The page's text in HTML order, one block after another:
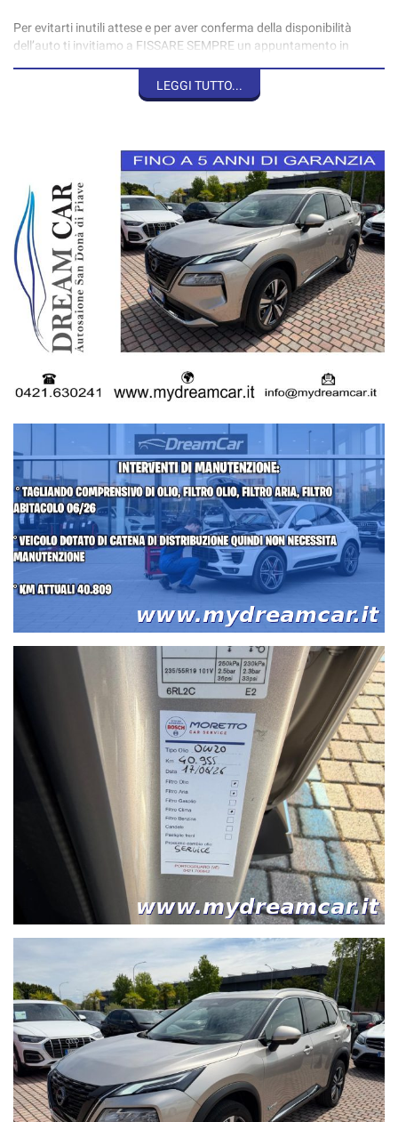
Per evitarti inutili attese e per aver conferma della disponibilità
dell’auto ti invitiamo a FISSARE SEMPRE un appuntamento in
Per ottenere velocemente informazioni aggiuntive al di fuori degli
Se ci invii una mail info@mydreamcar.it ricordati di indicare sempre
anche un numero di telefono e QUANDO potrai rispondere.
Possibilità di finanziare il prodotto fino a 84 mesi con zero anticipo
Possibilità di inserire nel finanziamento una copertura
furto/incendio/atti vandalici/intemperie/cristalli tutto a zero
franchigia e fino a tre anni valore a nuovo.
Per info linea diretta 0421630241.
Condizioni chiare e trasparenti.
Permutiamo il tuo usato.
Consegna a domicilio in tutta Italia, isole comprese, previo accordo
economico
Prezzo passaggio di proprietà escluso
-L'AUTO VIENE CONSEGNATA TAGLIANDATA , KM ORIGINALI, (Vedi
eventuali foto libretto tagliandi).
DICHIARATO E RIPORTATO SIA SUL CONTRATTO DI VENDITA CHE
IN FATTURA!
Nota bene:
la dotazione tecnica, le fotografie e gli accessori indicati nel
presente annuncio potrebbero non coincidere con l’effettivo
equipaggiamento della vettura proposta, a causa di differenti
modalità di pubblicazione dei diversi portali internet. Vi invitiamo
pertanto a contattare il nostro personale specializzato per verificare
l’esattezza dei dati riportati. Dream Car Srl declina ogni
responsabilità per eventuali involontarie incongruenze, che non
rappresentano un impegno contrattuale.
Il pagamento dovrà avvenire tramite bonifico bancario anticipato
oppure tramite finanziamento.
CONSEGNA DELLA VETTURA IN 1 ORA. Passaggio immediato
presso agenzia ACI a 2km dalla nostra sede.
- Ricevimento clienti direttamente in stazione ferroviaria di San
Dona' o all'aeroporto Marco Polo di Tessera VENEZIA o aeroporto
Sant'Angelo di Treviso.
GARANZIA DI CONFORMITA'12 MESI POSSIBILITA' DI FAR VEDERE
L'AUTO DA UN MECCANICO, ANCHE QUELLO DI VOSTRA FIDUCIA
presso la nostra sede o in una officina della zona.
LE NOSTRE AUTO HANNO TUTTE LA GARANZIA DEL
CHILOMETRAGGIO ORIGINALE, GRAZIE AL LIBRETTO DEI SERVIZI
O ALLA DICHIARAZIONE NELL'ATTO DI VENDITA. QUINDI
CHILOMETRAGGIO DIMOSTRABILE - NO SPIACEVOLI SORPRESE.
ORARI LUN 10:30-12:30 ---15:00-19:00 MAR/VEN 9:00-12:30 -
-15:00-19:00 SAB 9:00-12:30
SIAMO IN: viale Primavera 89/2 incrocio con via Kennedy a San
Dona' di Piave cap 30027 VE.
Se arrivate dall'autostrada A4 uscita di Noventa di Piave, inboccare
via Martiri delle Foibe direzione Jesolo e percorrerla per 8,3km, poi
prendere uscita a destra in corrispondenza dell'uscita San Dona',
LEGGI TUTTO...